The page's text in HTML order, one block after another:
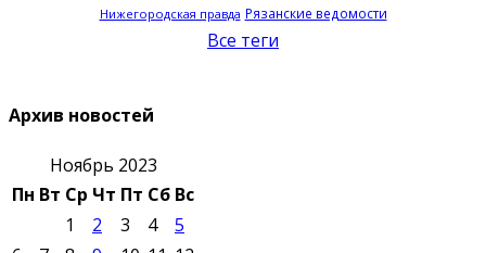
Нижегородская правда Рязанские ведомости
Все теги
Архив новостей
Ноябрь 2023
Пн Вт Ср Чт Пт Сб Вс
1
2 3 4
5